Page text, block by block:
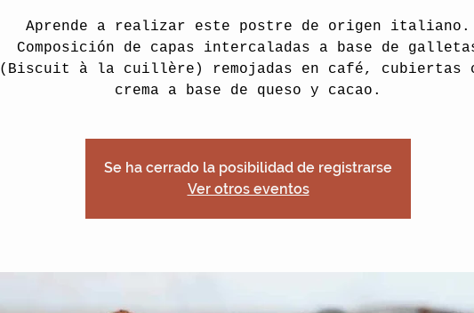
Aprende a realizar este postre de origen italiano.
Composición de capas intercaladas a base de
(Biscuit à la cuillère) remojadas en café, cubiertas
Se ha cerrado la posibilidad de registrarse
Ver otros eventos